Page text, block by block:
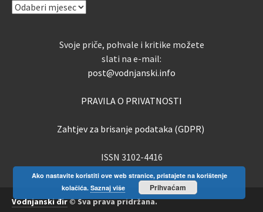
ARHIVA
Svoje priče, pohvale i kritike možete
slati na e-mail:
post@vodnjanski.info
PRAVILA O PRIVATNOSTI
Zahtjev za brisanje podataka (GDPR)
ISSN 3102-4416
Vodnjanski đir© Sva prava pridržana.
Ako nastavite koristiti ove web stranice, pristajete na korištenje
kolačića. Saznaj više Prihvaćam